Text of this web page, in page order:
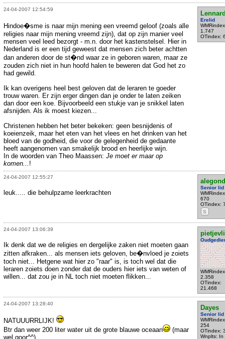
24-04-2007 12:54:59
Erelid
1.747
OTindex:
Hindoe�sme is naar mijn mening een vreemd geloof (zoals alle
religies naar mijn mening vreemd zijn), dat op zijn manier veel
mensen veel leed bezorgt - m.n. door het kastenstelsel. Hier in
Nederland is er een tijd geweest dat mensen zich beter achtten
dan anderen door de st�nd waar ze in geboren waren, maar ze
zouden zich niet in hun hoofd halen te beweren dat God het zo
had gewild.
Ik kan overigens heel best geloven dat de leraren te goeder
trouw waren. Er zijn erger dingen dan je onder te laten zeiken
dan door een koe. Bijvoorbeeld een stukje van je snikkel laten
afsnijden. Als ik moest kiezen...
Christenen hebben het beter bekeken: geen besnijdenis of
koeienzeik, maar het eten van het vlees en het drinken van het
bloed van de godheid, die voor de gelegenheid de gedaante
heeft aangenomen van smakelijk brood en heerlijke wijn.
In de woorden van Theo Maassen: Je moet er maar op
komen... !
24-04-2007 12:55:27
Senior lid
670
OTindex:
S
leuk..... die behulpzame leerkrachten
24-04-2007 13:06:39
2.358
OTindex:
21.468
Ik denk dat we de religies en dergelijke zaken niet moeten gaan
zitten afkraken... als mensen iets geloven, be�nvloed je zoiets
toch niet... Hetgene wat hier zo "raar" is, is toch wel dat die
leraren zoiets doen zonder dat de ouders hier iets van weten of
willen... dat zou je in NL toch niet moeten flikken...
24-04-2007 13:28:40
Dayes
Senior lid
254
OTindex:
Wnplts: In
NATUUURRLIJK!
Btr dan weer 200 liter water uit de grote blauwe oceaan
(maar
wel goor^^)